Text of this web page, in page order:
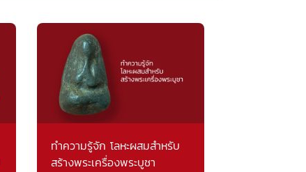
ทำความรู้จัก โลหะผสมสำหรับ
สร้างพระเครื่องพระบูชา